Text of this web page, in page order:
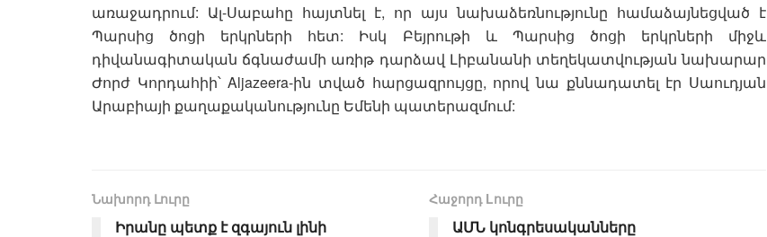
առաջադրում: Ալ-Սաբահը հայտնել է, որ այս նախաձեռնությունը համաձայնեցված է
Պարսից ծոցի երկրների հետ: Իսկ Բեյրութի և Պարսից ծոցի երկրների միջև
դիվանագիտական ճգնաժամի առիթ դարձավ Լիբանանի տեղեկատվության նախարար
Ժորժ Կորդահիի՝ Aljazeera-ին տված հարցազրույցը, որով նա քննադատել էր Սաուդյան
Արաբիայի քաղաքականությունը Եմենի պատերազմում:
Նախորդ Լուրը
Իրանը պետք է զգայուն լինի
Հաջորդ Lուրը
ԱՄՆ կոնգրեսականները